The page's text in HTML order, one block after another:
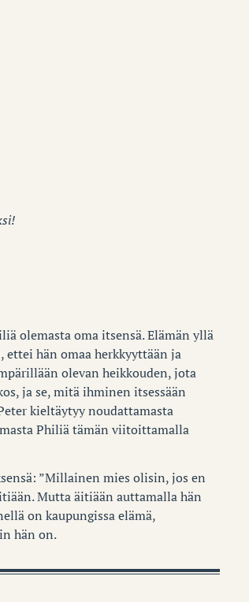
olemasta oma itsensä. Elämän yllä
hän omaa herkkyyttään ja
olevan heikkouden, jota
ja se, mitä ihminen itsessään
kieltäytyy noudattamasta
Philiä tämän viitoittamalla
”Millainen mies olisin, jos en
Mutta äitiään auttamalla hän
on kaupungissa elämä,
hän on.